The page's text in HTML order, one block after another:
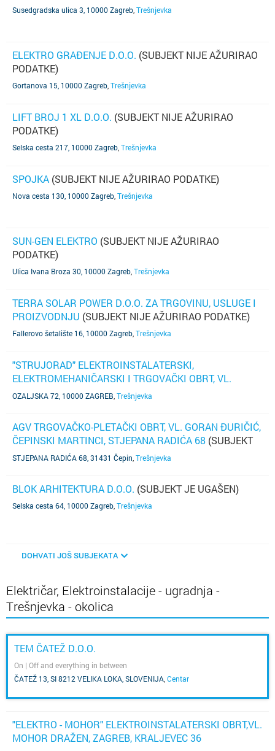
Susedgradska ulica 3, 10000 Zagreb Trešnjevka
ELEKTRO GRAĐENJE D.O.O. (SUBJEKT NIJE AŽURIRAO
PODATKE)
Gortanova 15, 10000 Zagreb Trešnjevka
LIFT BROJ 1 XL D.O.O. (SUBJEKT NIJE AŽURIRAO
PODATKE)
Selska cesta 217, 10000 Zagreb Trešnjevka
SPOJKA (SUBJEKT NIJE AŽURIRAO PODATKE)
Nova cesta 130, 10000 Zagreb Trešnjevka
SUN-GEN ELEKTRO (SUBJEKT NIJE AŽURIRAO
PODATKE)
Ulica Ivana Broza 30, 10000 Zagreb Trešnjevka
TERRA SOLAR POWER D.O.O. ZA TRGOVINU, USLUGE I
PROIZVODNJU (SUBJEKT NIJE AŽURIRAO PODATKE)
Fallerovo šetalište 16, 10000 Zagreb Trešnjevka
"STRUJORAD" ELEKTROINSTALATERSKI,
ELEKTROMEHANIČARSKI I TRGOVAČKI OBRT, VL.
DEJAN ŽERJAV, ZAGREB, OZALJSKA 72
OZALJSKA 72, 10000 ZAGREB Trešnjevka
AGV TRGOVAČKO-PLETAČKI OBRT, VL. GORAN ĐURIČIĆ,
ČEPINSKI MARTINCI, STJEPANA RADIĆA 68 (SUBJEKT
JE UGAŠEN)
STJEPANA RADIĆA 68, 31431 Čepin Trešnjevka
BLOK ARHITEKTURA D.O.O. (SUBJEKT JE UGAŠEN)
Selska cesta 64, 10000 Zagreb Trešnjevka
DOHVATI JOŠ SUBJEKATA
Električar, Elektroinstalacije - ugradnja -
Trešnjevka - okolica
TEM ČATEŽ D.O.O.
On | Off and everything in between
ČATEŽ 13, SI 8212 VELIKA LOKA, SLOVENIJA Centar
"ELEKTRO - MOHOR" ELEKTROINSTALATERSKI OBRT,VL.
MOHOR DRAŽEN, ZAGREB, KRALJEVEC 36